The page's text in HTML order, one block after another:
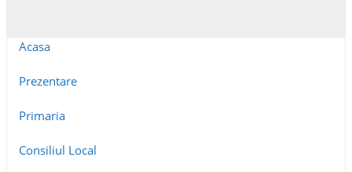
Acasa
Prezentare
Primaria
Consiliul Local